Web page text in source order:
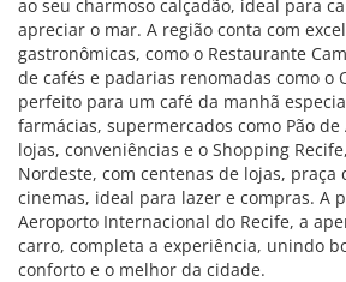
ao seu charmoso calçadão, ideal para
apreciar o mar. A região conta com
gastronômicas, como o Restaurante
de cafés e padarias renomadas como o
perfeito para um café da manhã
farmácias, supermercados como Pão
lojas, conveniências e o Shopping
Nordeste, com centenas de lojas, praça
cinemas, ideal para lazer e compras. A
Aeroporto Internacional do Recife, a
carro, completa a experiência, unindo
conforto e o melhor da cidade.